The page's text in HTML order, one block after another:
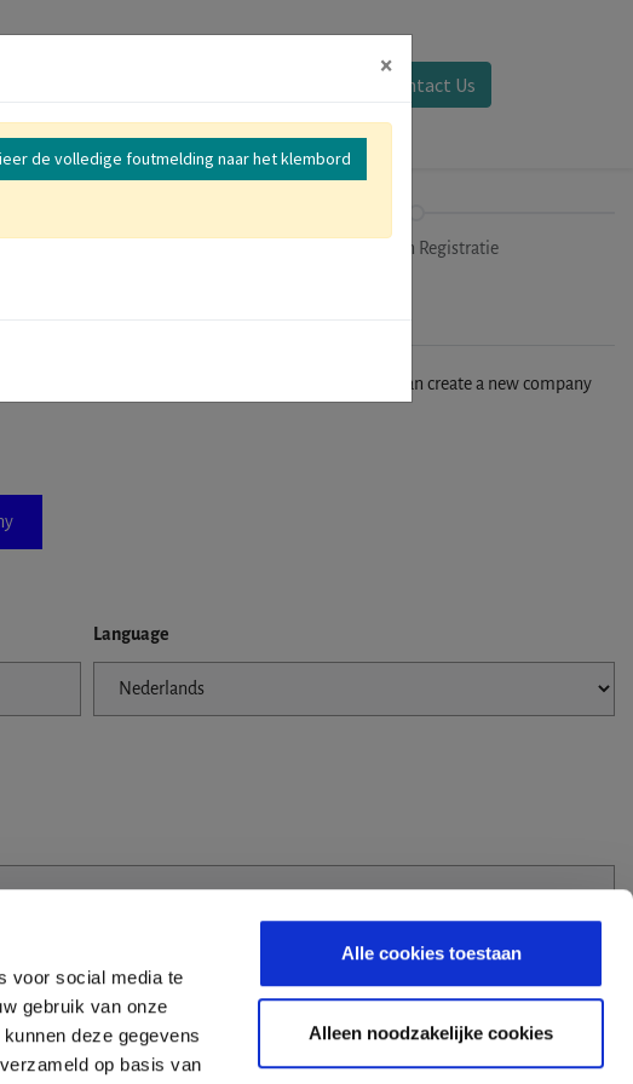
voor social media te
gebruik van onze
deze gegevens
op basis van
Alle cookies toestaan
Alleen noodzakelijke cookies
Contact Us
Uitchecken Registratie
you don't find your company in our database, you can create a new company
Language
×
de volledige foutmelding naar het klembord